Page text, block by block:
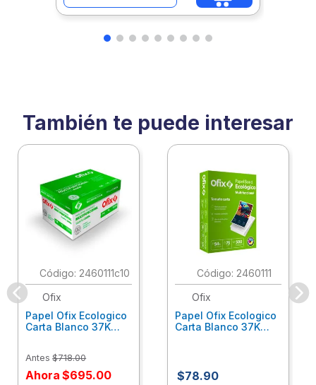
También te puede interesar
: 2460111c10
Ofix
Papel Ofix Ecologico
Carta Blanco 37K
Antes $718.00
Ahora $695.00
: 2460111
Ofix
Papel Ofix Ecologico
Carta Blanco 37K
$78.90